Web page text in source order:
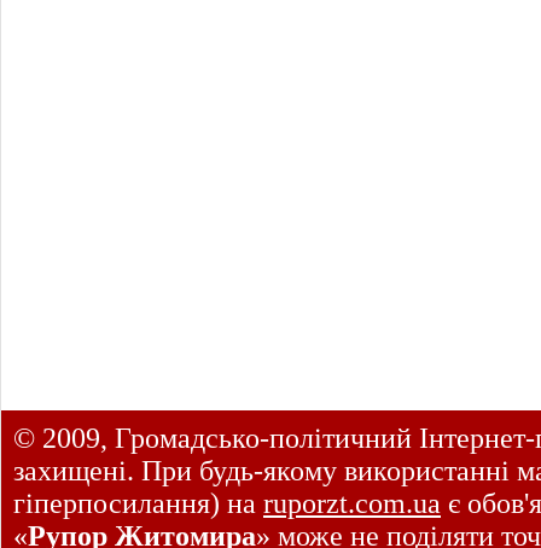
© 2009, Громадсько-політичний
захищені. При будь-якому використанні
гіперпосилання) на ruporzt.com.ua є
«Рупор Житомира» може не поділяти